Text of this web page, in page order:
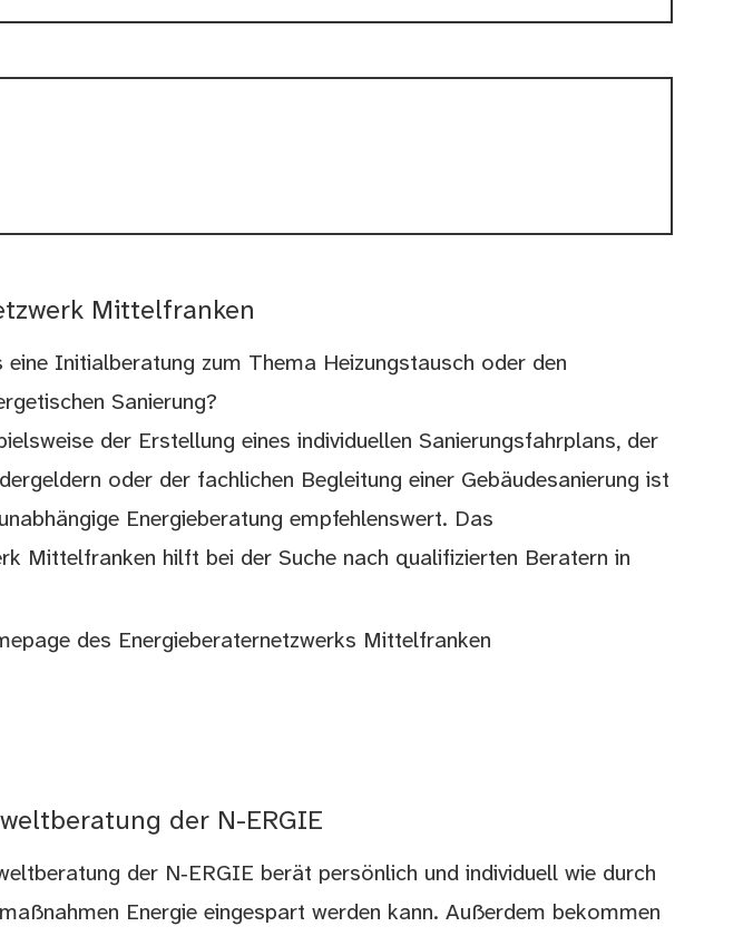
Mittelfranken
Initialberatung zum Thema Heizungstausch oder den
Sanierung?
der Erstellung eines individuellen Sanierungsfahrplans, der
oder der fachlichen Begleitung einer Gebäudesanierung ist
Energieberatung empfehlenswert. Das
Mittelfranken hilft bei der Suche nach qualifizierten Beratern in
des Energieberaternetzwerks Mittelfranken
der N-ERGIE
der N‑ERGIE berät persönlich und individuell wie durch
Energie eingespart werden kann. Außerdem bekommen